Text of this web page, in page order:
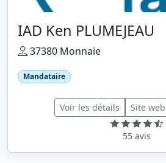
IAD Ken PLUMEJEAU
37380 Monnaie
Mandataire
Voir les détails Site
55 avis